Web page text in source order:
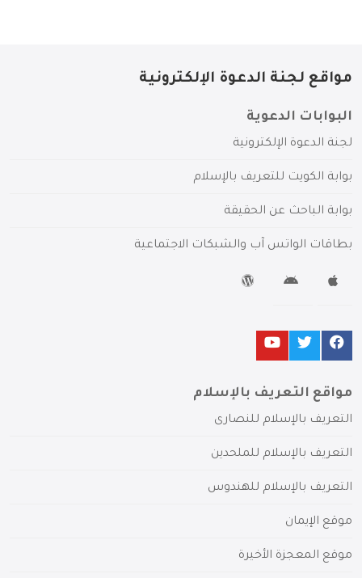
مواقع لجنة الدعوة الإلكترونية
البوابات الدعوية
لجنة الدعوة الإلكترونية
بوابة الكويت للتعريف بالإسلام
بوابة الباحث عن الحقيقة
بطاقات الواتس آب والشبكات الاجتماعية
مواقع التعريف بالإسلام
التعريف بالإسلام للنصارى
التعريف بالإسلام للملحدين
التعريف بالإسلام للهندوس
موقع الإيمان
موقع المعجزة الأخيرة